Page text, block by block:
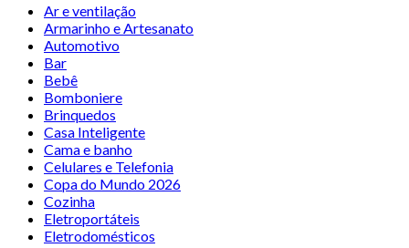
Ar e ventilação
Armarinho e Artesanato
Automotivo
Bar
Bebê
Bomboniere
Brinquedos
Casa Inteligente
Cama e banho
Celulares e Telefonia
Copa do Mundo 2026
Cozinha
Eletroportáteis
Eletrodomésticos